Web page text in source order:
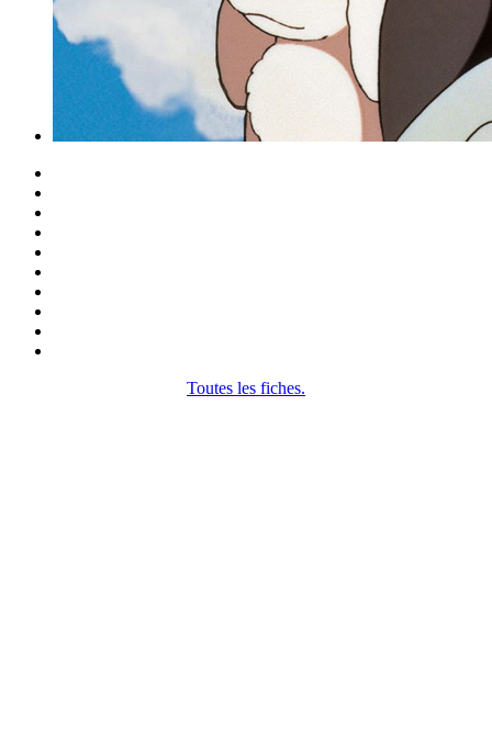
Toutes les fiches.